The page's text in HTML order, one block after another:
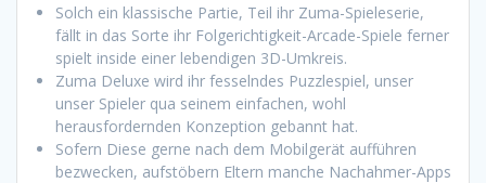
Solch ein klassische Partie, Teil ihr Zuma-Spieleserie,
fällt in das Sorte ihr Folgerichtigkeit-Arcade-Spiele ferner
spielt inside einer lebendigen 3D-Umkreis.
Zuma Deluxe wird ihr fesselndes Puzzlespiel, unser
unser Spieler qua seinem einfachen, wohl
herausfordernden Konzeption gebannt hat.
Sofern Diese gerne nach dem Mobilgerät aufführen
bezwecken, aufstöbern Eltern manche Nachahmer-Apps